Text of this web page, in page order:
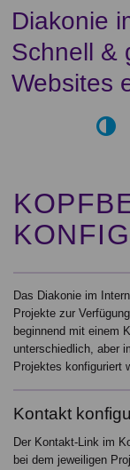
Diakonie
Schnell &
Websites
Das Diakonie im
Projekte zur
beginnend mit einem
unterschiedlich, aber
Projektes konfiguriert
Kontakt
Der Kontakt-Link im
bei dem jeweiligen